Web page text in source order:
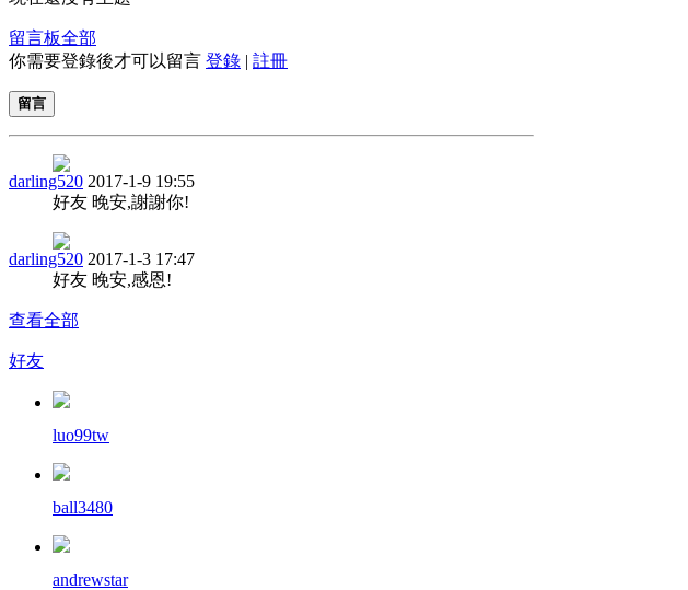
留言板全部
你需要登錄後才可以留言 登錄 | 註冊
留言
darling520 2017-1-9 19:55
好友 晚安,謝謝你!
darling520 2017-1-3 17:47
好友 晚安,感恩!
查看全部
好友
luo99tw
ball3480
andrewstar